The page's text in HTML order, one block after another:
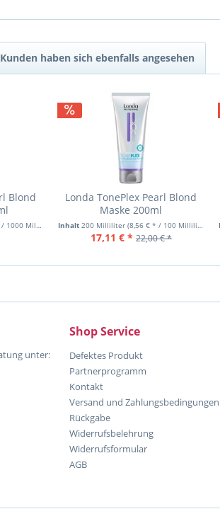
Kunden haben sich ebenfalls angesehen
Blond
Milliliter)
Londa TonePlex Pearl Blond
Maske 200ml
Inhalt 200 Milliliter (8,56 € * / 100 Milliliter)
17,11 € * 22,00 € *
unter:
Shop Service
Defektes Produkt
Partnerprogramm
Kontakt
Versand und Zahlungsbedingungen
Rückgabe
Widerrufsbelehrung
Widerrufsformular
AGB